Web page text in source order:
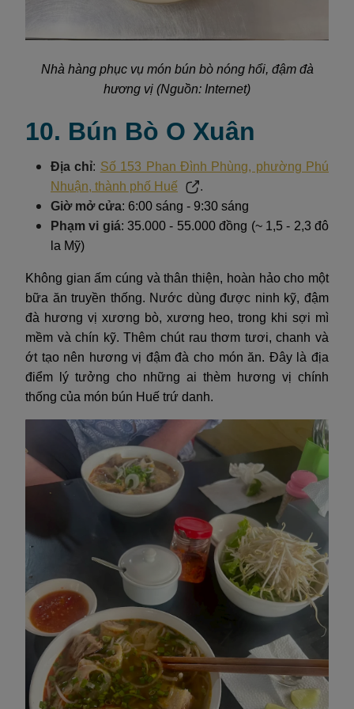
Nhà hàng phục vụ món bún bò nóng hổi, đậm đà
hương vị (Nguồn: Internet)
10. Bún Bò O Xuân
Địa chỉ: Số 153 Phan Đình Phùng, phường Phú
Nhuận, thành phố Huế
.
Giờ mở cửa: 6:00 sáng - 9:30 sáng
Phạm vi giá: 35.000 - 55.000 đồng (~ 1,5 - 2,3 đô
la Mỹ)
Không gian ấm cúng và thân thiện, hoàn hảo cho một
bữa ăn truyền thống. Nước dùng được ninh kỹ, đậm
đà hương vị xương bò, xương heo, trong khi sợi mì
mềm và chín kỹ. Thêm chút rau thơm tươi, chanh và
ớt tạo nên hương vị đậm đà cho món ăn. Đây là địa
điểm lý tưởng cho những ai thèm hương vị chính
thống của món bún Huế trứ danh.